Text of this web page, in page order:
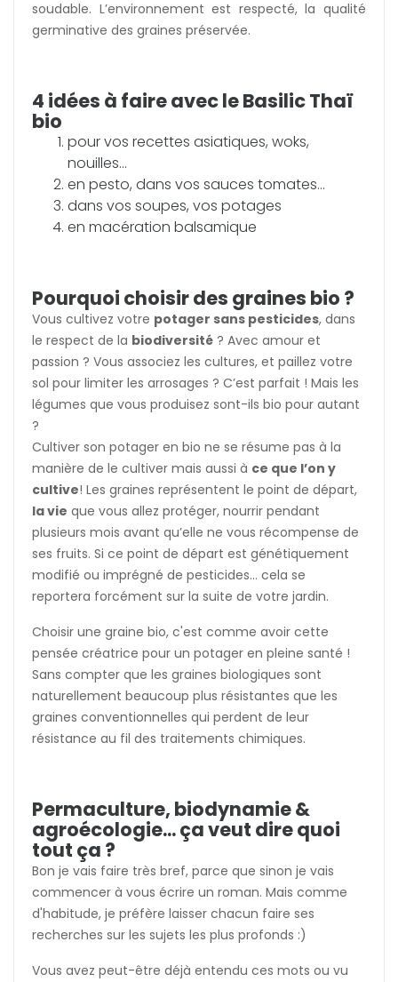
soudable. L’environnement est respecté, la qualité
germinative des graines préservée.
4 idées à faire avec le Basilic Thaï
bio
pour vos recettes asiatiques, woks,
nouilles...
en pesto, dans vos sauces tomates...
dans vos soupes, vos potages
en macération balsamique
Pourquoi choisir des graines bio ?
Vous cultivez votre potager sans pesticides, dans
le respect de la biodiversité ? Avec amour et
passion ? Vous associez les cultures, et paillez votre
sol pour limiter les arrosages ? C’est parfait ! Mais les
légumes que vous produisez sont-ils bio pour autant
?
Cultiver son potager en bio ne se résume pas à la
manière de le cultiver mais aussi à ce que l’on y
cultive! Les graines représentent le point de départ,
la vie que vous allez protéger, nourrir pendant
plusieurs mois avant qu’elle ne vous récompense de
ses fruits. Si ce point de départ est génétiquement
modifié ou imprégné de pesticides... cela se
reportera forcément sur la suite de votre jardin.
Choisir une graine bio, c'est comme avoir cette
pensée créatrice pour un potager en pleine santé !
Sans compter que les graines biologiques sont
naturellement beaucoup plus résistantes que les
graines conventionnelles qui perdent de leur
résistance au fil des traitements chimiques.
Permaculture, biodynamie &
agroécologie... ça veut dire quoi
tout ça ?
Bon je vais faire très bref, parce que sinon je vais
commencer à vous écrire un roman. Mais comme
d'habitude, je préfère laisser chacun faire ses
recherches sur les sujets les plus profonds :)
Vous avez peut-être déjà entendu ces mots ou vu